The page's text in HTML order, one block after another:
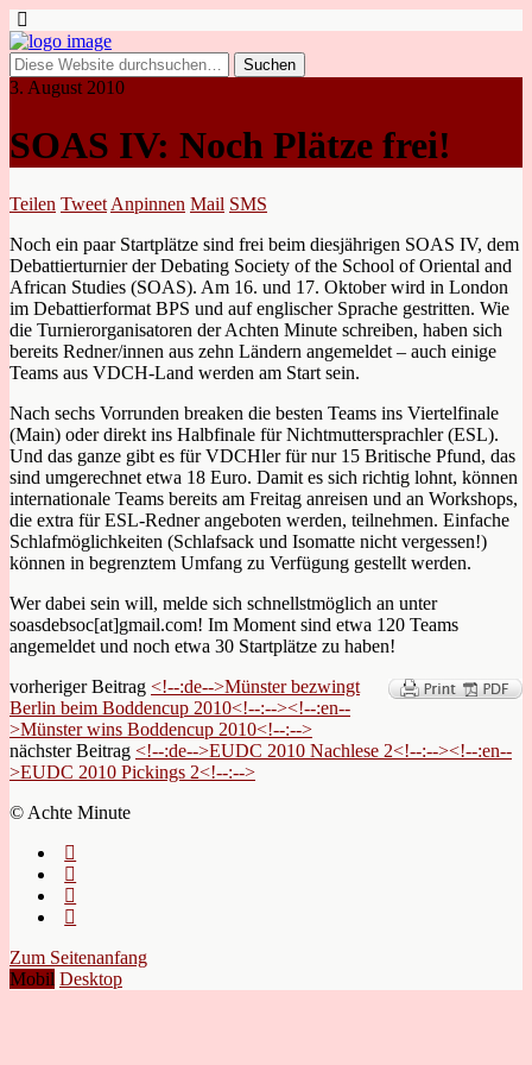
3. August 2010
SOAS IV: Noch Plätze frei!
Teilen Tweet Anpinnen Mail SMS
Noch ein paar Startplätze sind frei beim diesjährigen SOAS IV, dem
Debattierturnier der Debating Society of the School of Oriental and
African Studies (SOAS). Am 16. und 17. Oktober wird in London
im Debattierformat BPS und auf englischer Sprache gestritten. Wie
die Turnierorganisatoren der Achten Minute schreiben, haben sich
bereits Redner/innen aus zehn Ländern angemeldet – auch einige
Teams aus VDCH-Land werden am Start sein.
Nach sechs Vorrunden breaken die besten Teams ins Viertelfinale
(Main) oder direkt ins Halbfinale für Nichtmuttersprachler (ESL).
Und das ganze gibt es für VDCHler für nur 15 Britische Pfund, das
sind umgerechnet etwa 18 Euro. Damit es sich richtig lohnt, können
internationale Teams bereits am Freitag anreisen und an Workshops,
die extra für ESL-Redner angeboten werden, teilnehmen. Einfache
Schlafmöglichkeiten (Schlafsack und Isomatte nicht vergessen!)
können in begrenztem Umfang zu Verfügung gestellt werden.
Wer dabei sein will, melde sich schnellstmöglich an unter
soasdebsoc[at]gmail.com! Im Moment sind etwa 120 Teams
angemeldet und noch etwa 30 Startplätze zu haben!
vorheriger Beitrag <!--:de-->Münster bezwingt
Berlin beim Boddencup 2010<!--:--><!--:en--
>Münster wins Boddencup 2010<!--:-->
nächster Beitrag <!--:de-->EUDC 2010 Nachlese 2<!--:--><!--:en--
>EUDC 2010 Pickings 2<!--:-->
© Achte Minute
Zum Seitenanfang
Mobil Desktop